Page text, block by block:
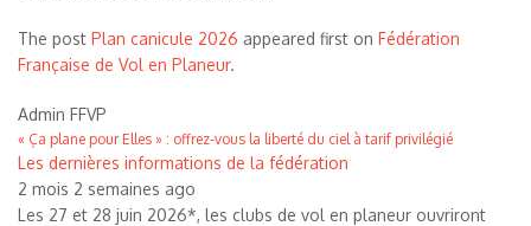
The post Plan canicule 2026 appeared first on Fédération
Française de Vol en Planeur.
Admin FFVP
« Ça plane pour Elles » : offrez-vous la liberté du ciel à tarif privilégié
Les dernières informations de la fédération
2 mois 2 semaines ago
Les 27 et 28 juin 2026*, les clubs de vol en planeur ouvriront